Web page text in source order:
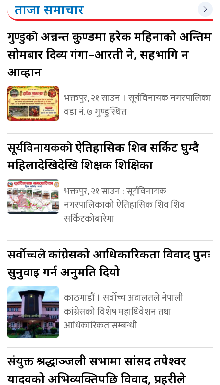
ताजा समाचार
गुण्डुकोअन्नन्त कुण्डमा हरेक महिनाको अन्तिम
सोमबार दिव्य गंगा–आरती हुने, सहभागि हुन
आव्हान
भक्तपुर, २१ साउन । सूर्यविनायक नगरपालिका
वडा नं. ७ गुण्डुस्थित
सूर्यविनायककोऐतिहासिक शिव सर्किट घुम्दै
महिलादेखिदेखि शिक्षक शिक्षिका
भक्तपुर, २१ साउन : सूर्यविनायक
नगरपालिकाको ऐतिहासिक शिव शिव
सर्किटकोबारेमा
सर्वोच्चलेकांग्रेसको आधिकारिकता विवाद पुनः
सुनुवाइ गर्न अनुमति दियो
काठमाडौं । सर्वोच्च अदालतले नेपाली
कांग्रेसको विशेष महाधिवेशन तथा
आधिकारिकतासम्बन्धी
संयुक्तश्रद्धाञ्जली सभामा सांसद तपेश्वर
यादवको अभिव्यक्तिपछि विवाद, प्रहरीले